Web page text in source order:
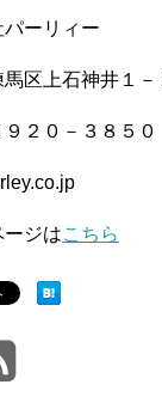
ーリィー
区上石神井１－
９２０－３８５０
ージはこちら